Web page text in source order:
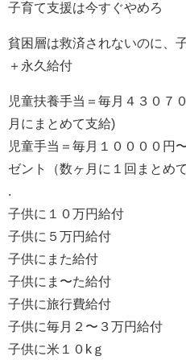
子育て支援は今すぐやめろ
貧困層は救済されないのに、
＋永久給付
児童扶養手当＝毎月４３０７
月にまとめて支給)
児童手当＝毎月１００００円
ゼント（数ヶ月に１回まとめて
.
子供に１０万円給付
子供に５万円給付
子供にまた給付
子供にま〜た給付
子供に旅行費給付
子供に毎月２〜３万円給付
子供に米１０kｇ